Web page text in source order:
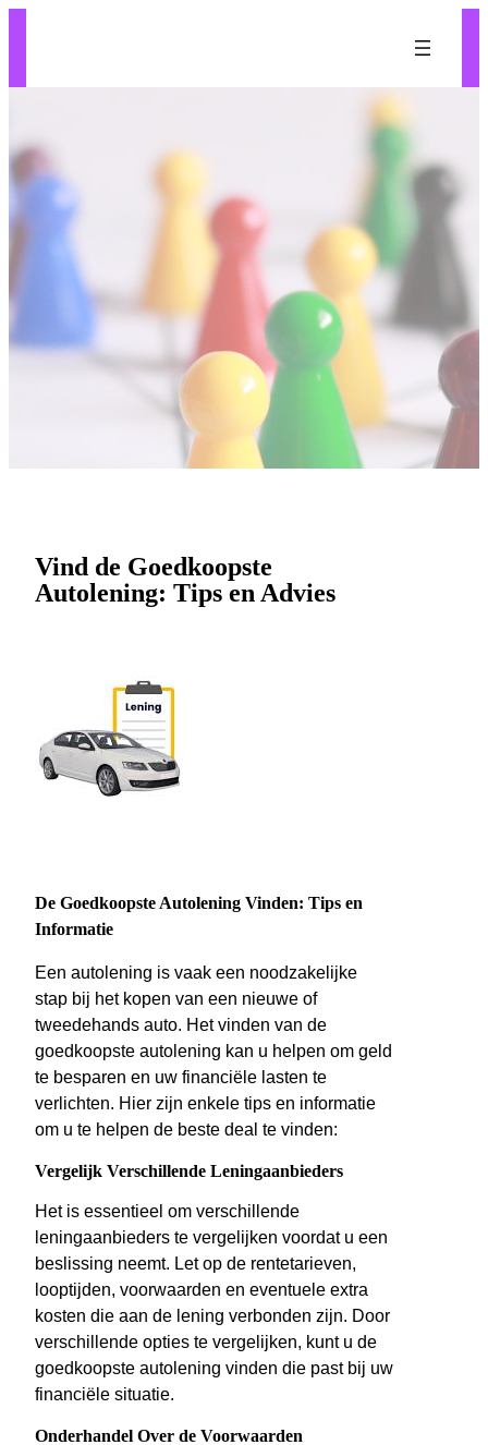
Vind de Goedkoopste
Autolening: Tips en Advies
De Goedkoopste Autolening Vinden: Tips en
Informatie
Een autolening is vaak een noodzakelijke
stap bij het kopen van een nieuwe of
tweedehands auto. Het vinden van de
goedkoopste autolening kan u helpen om geld
te besparen en uw financiële lasten te
verlichten. Hier zijn enkele tips en informatie
om u te helpen de beste deal te vinden:
Vergelijk Verschillende Leningaanbieders
Het is essentieel om verschillende
leningaanbieders te vergelijken voordat u een
beslissing neemt. Let op de rentetarieven,
looptijden, voorwaarden en eventuele extra
kosten die aan de lening verbonden zijn. Door
verschillende opties te vergelijken, kunt u de
goedkoopste autolening vinden die past bij uw
financiële situatie.
Onderhandel Over de Voorwaarden